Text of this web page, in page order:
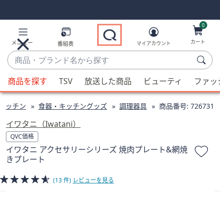
Links
Links2
メニュー 番組表
商
品・
ブ
ラ
ン
名
か
ら
探
す
候
補
利
用
可
能
な
合、
マイアカウント
0
カート
商品を探す TSV 放送した商品 ビューティ ファ
ッチン 食器・キッチングッズ 調理器具 商品番号: 726731
イワタニ（Iwatani）
QVC価格
イワタニ アクセサリーシリーズ 焼肉プレート&網焼
きプレート
(13 件) レビューを見る